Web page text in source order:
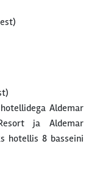
Aldemar
ja Aldemar
hotellis 8 basseini